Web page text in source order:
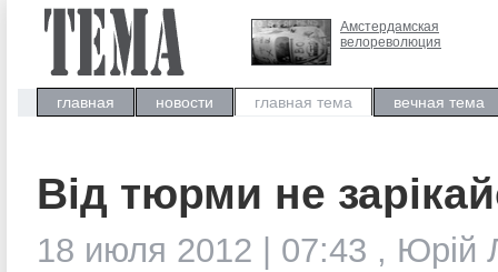
Амстердамская
велореволюция
главная новости главная тема вечная тема
Від тюрми не
18 июля 2012 | 07:43 , Юрій